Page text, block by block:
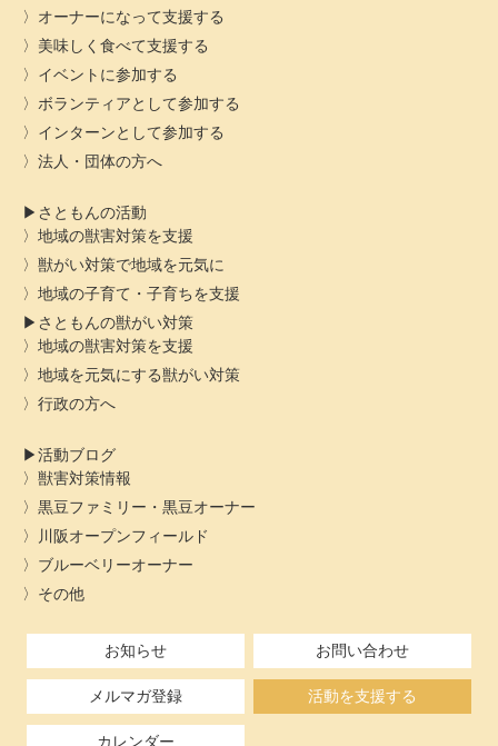
オーナーになって支援する
美味しく食べて支援する
イベントに参加する
ボランティアとして参加する
インターンとして参加する
法人・団体の方へ
さともんの活動
地域の獣害対策を支援
獣がい対策で地域を元気に
地域の子育て・子育ちを支援
さともんの獣がい対策
地域の獣害対策を支援
地域を元気にする獣がい対策
行政の方へ
活動ブログ
獣害対策情報
黒豆ファミリー・黒豆オーナー
川阪オープンフィールド
ブルーベリーオーナー
その他
お知らせ お問い合わせ
メルマガ登録 活動を支援する